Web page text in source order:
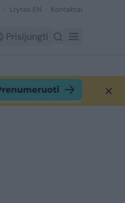
Lrytas EN Kontaktai
Prisijungti